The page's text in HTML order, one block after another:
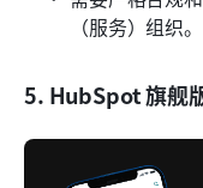
（服务）组织。
5. HubSpot 旗舰